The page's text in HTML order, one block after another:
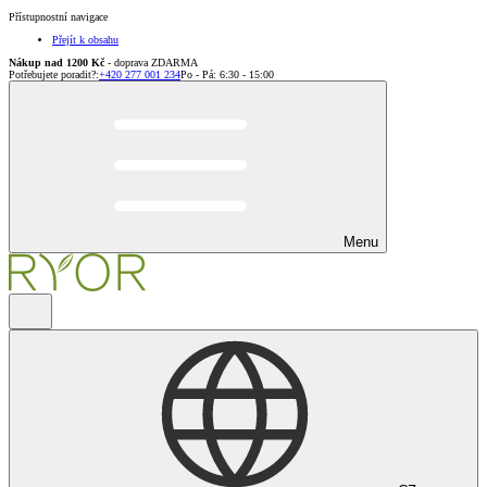
Přístupnostní navigace
Přejít k obsahu
Nákup nad 1200 Kč - doprava ZDARMA
Potřebujete poradit?:+420 277 001 234Po - Pá: 6:30 - 15:00
Menu